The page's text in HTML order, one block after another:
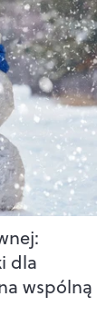
dla
wspólną